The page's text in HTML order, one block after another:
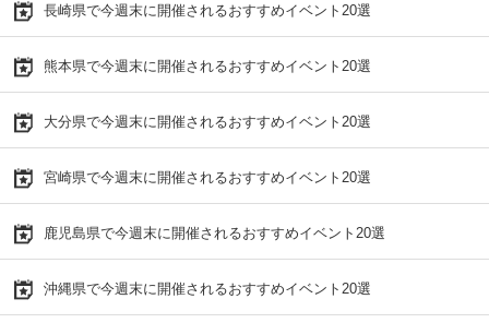
長崎県で今週末に開催されるおすすめイベント20選
熊本県で今週末に開催されるおすすめイベント20選
大分県で今週末に開催されるおすすめイベント20選
宮崎県で今週末に開催されるおすすめイベント20選
鹿児島県で今週末に開催されるおすすめイベント20選
沖縄県で今週末に開催されるおすすめイベント20選